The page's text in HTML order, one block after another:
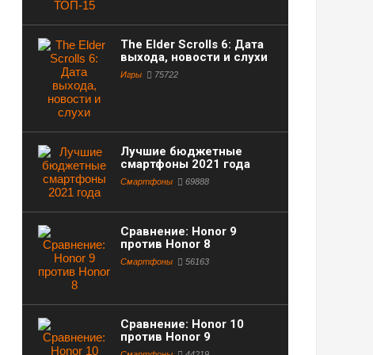
The Elder Scrolls 6: Дата
выхода, новости и слухи
Игры 75722
Лучшие бюджетные
смартфоны 2021 года
Смартфоны 69888
Сравнение: Honor 9
против Honor 8
Смартфоны 56163
Сравнение: Honor 10
против Honor 9